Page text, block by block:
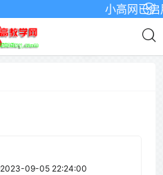
小高网已启
2023-09-05 22:24:00